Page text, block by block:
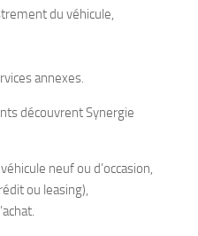
du véhicule,
annexes.
découvrent Synergie
neuf ou d’occasion,
ou leasing),